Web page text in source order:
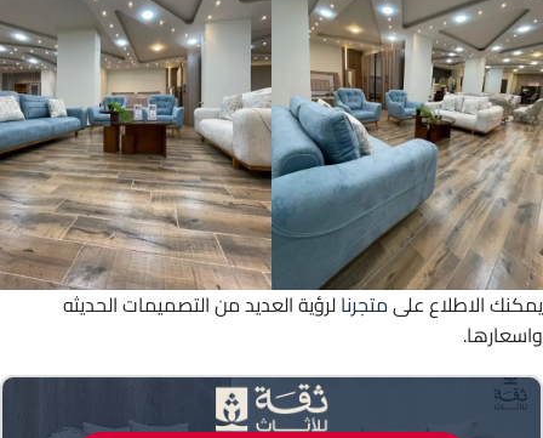
يمكنك الاطلاع علىمتجرنالرؤية العديد من التصميمات الحديثه
واسعارها.